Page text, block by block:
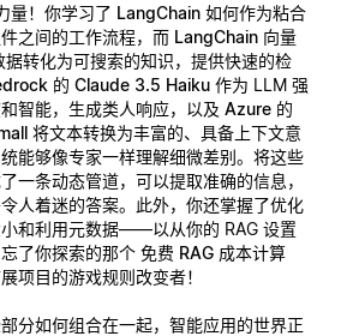
量！你学习了 LangChain 如何作为粘合
之间的工作流程，而 LangChain 向量
据转化为可搜索的知识，提供快速的检
的 Claude 3.5 Haiku 作为 LLM 强
智能，生成类人响应，以及 Azure 的
将文本转换为丰富的、具备上下文意
能够像专家一样理解细微差别。将这些
一条动态管道，可以提取准确的信息，
人着迷的答案。此外，你还掌握了优化
和利用元数据——以从你的 RAG 设置
了你探索的那个 免费 RAG 成本计算
项目的游戏规则改变者！
分如何组合在一起，智能应用的世界正